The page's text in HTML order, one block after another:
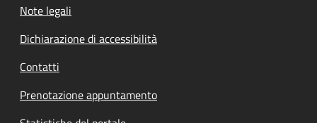
Note legali
Dichiarazione di accessibilità
Contatti
Prenotazione appuntamento